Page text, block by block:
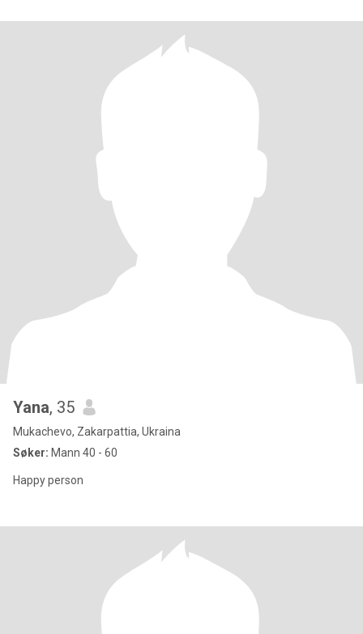
Yana, 35
Mukachevo, Zakarpattia, Ukraina
Søker: Mann 40 - 60
Happy person